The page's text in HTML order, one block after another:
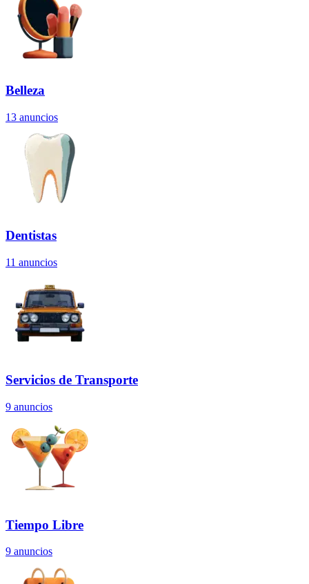
Belleza
13 anuncios
Dentistas
11 anuncios
Servicios de Transporte
9 anuncios
Tiempo Libre
9 anuncios